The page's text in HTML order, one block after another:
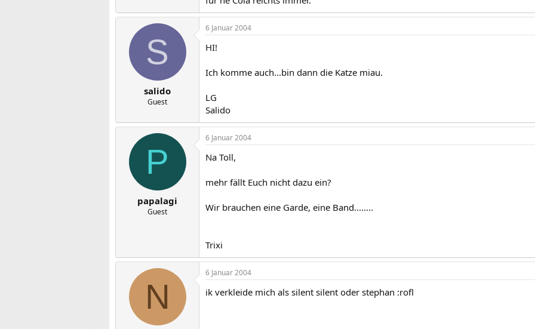
S
salido
Guest
6 Januar 2004
HI!
Ich komme auch...bin dann die Katze miau.
LG
Salido
P
papalagi
Guest
6 Januar 2004
Na Toll,
mehr fällt Euch nicht dazu ein?
Wir brauchen eine Garde, eine Band........
Trixi
N
6 Januar 2004
ik verkleide mich als silent silent oder stephan :rofl